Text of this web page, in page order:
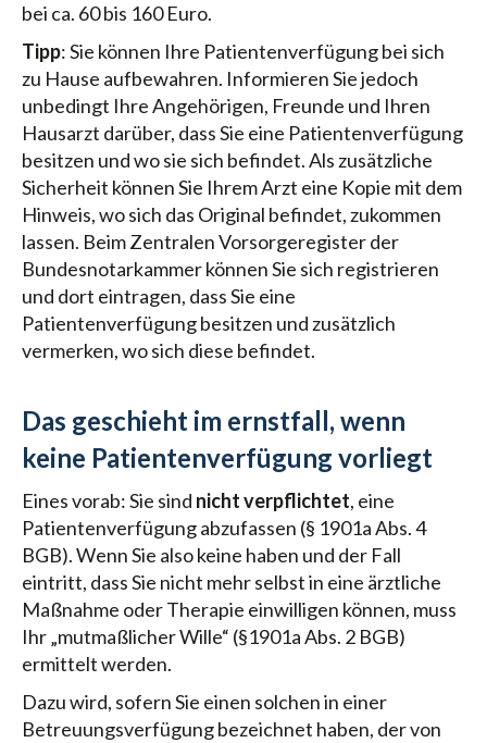
bei ca. 60 bis 160 Euro.
Tipp: Sie können Ihre Patientenverfügung bei sich
zu Hause aufbewahren. Informieren Sie jedoch
unbedingt Ihre Angehörigen, Freunde und Ihren
Hausarzt darüber, dass Sie eine Patientenverfügung
besitzen und wo sie sich befindet. Als zusätzliche
Sicherheit können Sie Ihrem Arzt eine Kopie mit dem
Hinweis, wo sich das Original befindet, zukommen
lassen. Beim Zentralen Vorsorgeregister der
Bundesnotarkammer können Sie sich registrieren
und dort eintragen, dass Sie eine
Patientenverfügung besitzen und zusätzlich
vermerken, wo sich diese befindet.
Das geschieht im ernstfall, wenn
keine Patientenverfügung vorliegt
Eines vorab: Sie sind nicht verpflichtet, eine
Patientenverfügung abzufassen (§ 1901a Abs. 4
BGB). Wenn Sie also keine haben und der Fall
eintritt, dass Sie nicht mehr selbst in eine ärztliche
Maßnahme oder Therapie einwilligen können, muss
Ihr „mutmaßlicher Wille“ (§1901a Abs. 2 BGB)
ermittelt werden.
Dazu wird, sofern Sie einen solchen in einer
Betreuungsverfügung bezeichnet haben, der von